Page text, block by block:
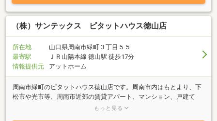
は、昭和５０年に佐野不動産商事として創業設立ののち平成５年に
法人組織化して現在にいたっております。弊社は周南地域、周南
市・下松市・光市を中心にして不動産の売買、賃貸、管理業務を行
のスタッフがお客様のご要望にお答えいたします。
（株）サンテックス ピタットハウス徳山店
所在地
山口県周南市緑町３丁目５５
最寄駅
ＪＲ山陽本線 徳山駅 徒歩17分
情報提供元
アットホーム
周南市緑町のピタットハウス徳山店です。周南市内はもとより、下
松市や光市等、周南市近郊の賃貸アパート、マンション、戸建て
（一軒家）、借家、土地探しは当店にお任せください。また、中古
もっと見る